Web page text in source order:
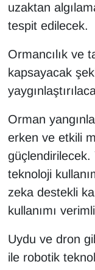
uzaktan
tespit edilecek.
Ormancılık ve
kapsayacak
Orman
erken ve etkili
güçlendirilecek.
teknoloji
zeka destekli
kullanımı
Uydu ve dron
ile robotik
YEREL